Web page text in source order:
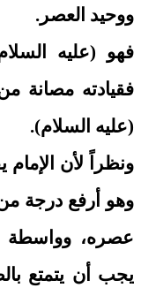
ووحيد العصر.
فهو (عليه
فقيادته مصانة
(عليه السلام).
ونظراً لأن
وهو أرفع درجة
عصره، وواسطة
يجب أن يتمتع